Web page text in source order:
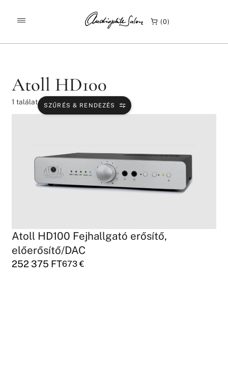
0
KEZDŐLAP TERMÉKEK / ATOLL HD100
Atoll HD100
1 találat SZŰRÉS & RENDEZÉS
Atoll HD100 Fejhallgató erősítő,
előerősítő/DAC
252 375 FT673€